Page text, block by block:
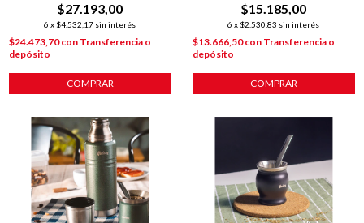
$27.193,00
6 x $4.532,17 sin interés
$24.473,70con Transferencia o
depósito
COMPRAR
$15.185,00
6 x $2.530,83 sin interés
$13.666,50con Transferencia o
depósito
COMPRAR